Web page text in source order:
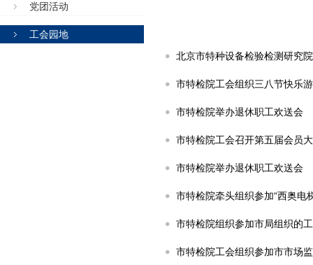
党团活动
工会园地
北京市特种设备检验检测研究
市特检院工会组织三八节快乐
市特检院举办退休职工欢送会
市特检院工会召开第五届会员
市特检院举办退休职工欢送会
市特检院牵头组织参加“西奥电
市特检院组织参加市局组织的
市特检院工会组织参加市市场